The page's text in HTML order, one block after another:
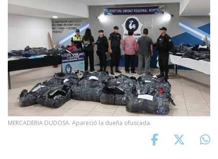
MERCADERIA DUDOSA. Apareció la dueña ofuscada.